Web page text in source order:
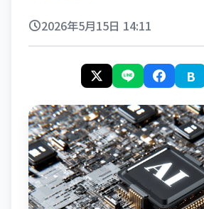
2026年5月15日 14:11
B